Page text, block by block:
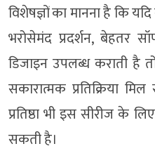
विशेषज्ञों का मानना है कि
भरोसेमंद प्रदर्शन, बेहतर
डिजाइन उपलब्ध कराती है
सकारात्मक प्रतिक्रिया
प्रतिष्ठा भी इस सीरीज के
सकती है।